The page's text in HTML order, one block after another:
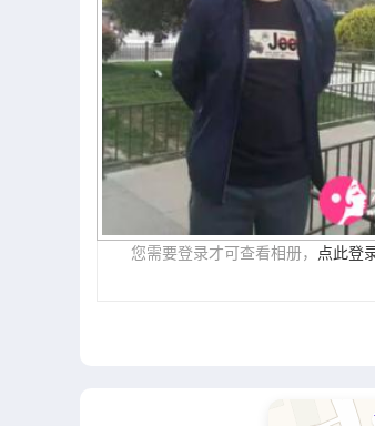
您需要登录才可查看相册， 点此登